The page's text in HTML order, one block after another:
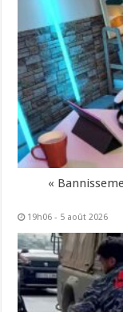
«
19h06 - 5 août 2026